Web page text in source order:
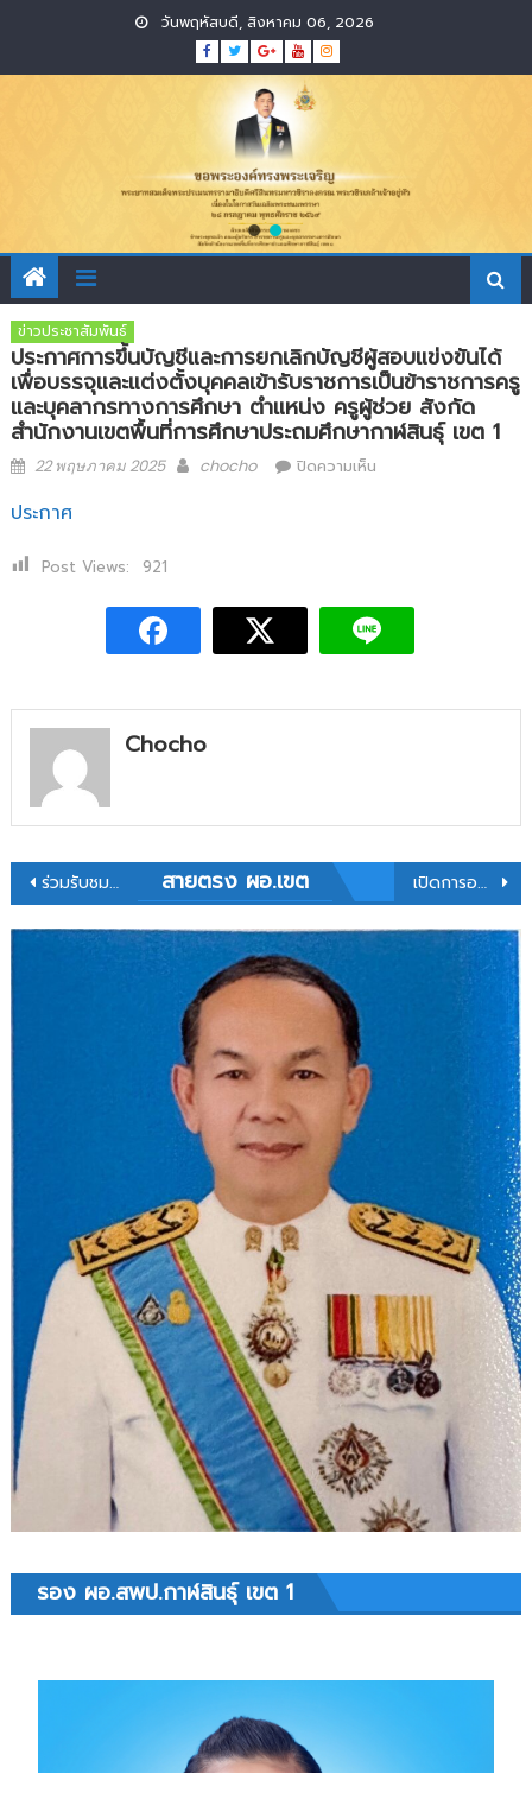
content
วันพฤหัสบดี, สิงหาคม 06, 2026
ข่าวประชาสัมพันธ์
ประกาศการขึ้นบัญชีและการยกเลิกบัญชีผู้สอบแข่งขันได้
เพื่อบรรจุและแต่งตั้งบุคคลเข้ารับราชการเป็นข้าราชการครู
และบุคลากรทางการศึกษา ตำแหน่ง ครูผู้ช่วย สังกัด
สำนักงานเขตพื้นที่การศึกษาประถมศึกษากาฬสินธุ์ เขต 1
Posted
22 พฤษภาคม 2025 Author
chocho ปิดความเห็นบน
การ
ยกเลิก
บัญชี
ตั้ง
เข้า
รับ
ผู้
ช่วย
สังกัด
สำนักงาน
เขต
พื้นที่
การ
ศึกษา
ประถม
ศึกษา
กาฬสินธุ์
เขต
1
ประกาศ
Post Views: 921
Chocho
แนะแนว
เรื่อง
ร่วมรับชมรายการพฤหัสเช้าข่าว สพฐ. ครั้งที่ 21/2568 และประชุมผู้บริหารสำนักงานเขตพื้นที่การศึกษาประถมศึกษากาฬสินธุ์ เขต 1 เปิดการอบรมการบริหารจัดการข้อมูลสารสนเทศทางการศึกษา ปีการศึกษา 2568 (รุ่นที่ 2)
สายตรง ผอ.เขต
รอง ผอ.สพป.กาฬสินธุ์ เขต 1